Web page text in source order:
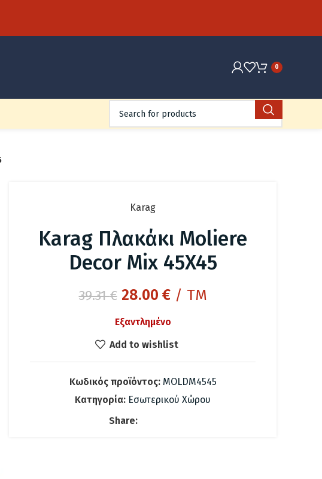
0
Karag
Karag Πλακάκι Moliere
Decor Mix 45X45
39.31€ Original
was:
39.31 €.
28.00 €Η
τιμή
είναι:
28.00 €.
/ TM
Εξαντλημένο
Add to wishlist
Κωδικός προϊόντος: MOLDM4545
Κατηγορία: Εσωτερικού Χώρου
Share: